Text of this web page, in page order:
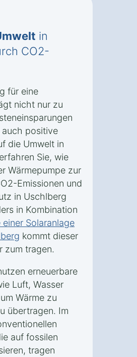
in
CO2-
für eine
nicht nur zu
positive
die Umwelt in
Sie, wie
Wärmepumpe zur
Emissionen und
in Uschlberg
in Kombination
Solaranlage
kommt dieser
zum tragen.
erneuerbare
Luft, Wasser
Wärme zu
übertragen. Im
auf fossilen
tragen